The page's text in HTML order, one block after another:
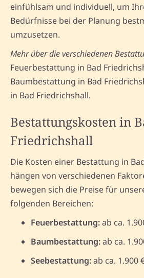
einfühlsam und individuell, um
Bedürfnisse bei der Planung
umzusetzen.
Mehr über die verschiedenen
Feuerbestattung in Bad
Baumbestattung in Bad
in Bad Friedrichshall.
Bestattungskosten in
Friedrichshall
Die Kosten einer Bestattung in
hängen von verschiedenen
bewegen sich die Preise für
folgenden Bereichen:
Feuerbestattung:ab ca.
Baumbestattung:ab ca.
Seebestattung:ab ca. 1.900